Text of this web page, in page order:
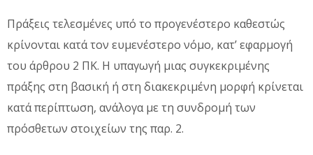
Πράξεις τελεσμένες υπό το προγενέστερο καθεστώς
κρίνονται κατά τον ευμενέστερο νόμο, κατ’ εφαρμογή
του άρθρου 2 ΠΚ. Η υπαγωγή μιας συγκεκριμένης
πράξης στη βασική ή στη διακεκριμένη μορφή κρίνεται
κατά περίπτωση, ανάλογα με τη συνδρομή των
πρόσθετων στοιχείων της παρ. 2.